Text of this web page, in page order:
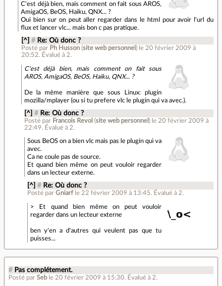
C'est déjà bien, mais comment on fait sous AROS,
AmigaOS, BeOS, Haiku, QNX... ?
Oui bien sur on peut aller regarder dans le html pour avoir l'url du
flux et lancer vlc... mais bon c pas pratique.
[^] # Re: Où donc ?
Posté par Ph Husson(site web personnel ) le 20 février 2009 à
20:52. Évalué à 2.
C'est déjà bien, mais comment on fait sous
AROS, AmigaOS, BeOS, Haiku, QNX... ?
De la même manière que sous Linux: plugin
mozilla/mplayer (ou si tu prefere vlc le plugin qui va avec.).
[^] # Re: Où donc ?
Posté par Francois Revol (site web personnel ) le 20 février 2009 à
22:49. Évalué à 2.
Sous BeOS on a bien vlc mais pas le plugin qui va
avec.
Ca ne coule pas de source.
Et quand bien même on peut vouloir regarder
dans un lecteur externe.
[^] # Re: Où donc ?
Posté parGniarf le 22 février 2009 à 13:45. Évalué à2.
> Et quand bien même on peut vouloir
regarder dans un lecteur externe
ben y'en a d'autres qui veulent pas que tu
puisses...
# Pas complétement.
Posté par Seb le 20 février 2009 à 15:30. Évalué à 2.